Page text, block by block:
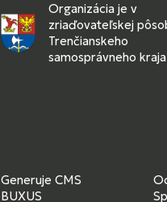
Organizácia je v
zriaďovateľskej
Trenčianskeho
samosprávneho kraja
Generuje CMS
BUXUS